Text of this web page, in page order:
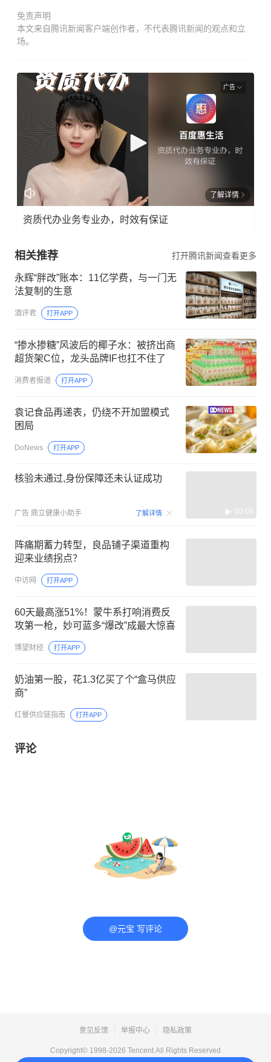
免责声明
本文来自腾讯新闻客户端创作者，不代表腾讯新闻的观点和立
场。
广告
了解详情
资质代办业务专业办，时效有保证
相关推荐 打开腾讯新闻查看更多
永辉“胖改”账本：11亿学费，与一门无
法复制的生意
酒评君 打开APP
“掺水掺糖”风波后的椰子水：被挤出商
超货架C位，龙头品牌IF也扛不住了
消费者报道 打开APP
袁记食品再递表，仍绕不开加盟模式
困局
DoNews 打开APP
核验未通过,身份保障还未认证成功
广告 鼎立健康小助手 了解详情 00:08
阵痛期蓄力转型，良品铺子渠道重构
迎来业绩拐点？
中访网 打开APP
60天最高涨51%！蒙牛系打响消费反
攻第一枪，妙可蓝多“爆改”成最大惊喜
博望财经 打开APP
奶油第一股，花1.3亿买了个“盒马供应
商”
红餐供应链指南 打开APP
评论
@元宝 写评论
意见反馈 举报中心 隐私政策
Copyright© 1998-2026 Tencent.All Rights Reserved